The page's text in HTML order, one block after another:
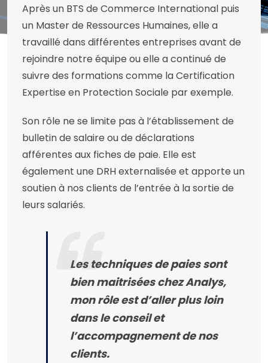
Après un BTS de Commerce International puis
un Master de Ressources Humaines, elle a
travaillé dans différentes entreprises avant de
rejoindre notre équipe ou elle a continué de
suivre des formations comme la Certification
Expertise en Protection Sociale par exemple.
Son rôle ne se limite pas à l’établissement de
bulletin de salaire ou de déclarations
afférentes aux fiches de paie. Elle est
également une DRH externalisée et apporte un
soutien à nos clients de l’entrée à la sortie de
leurs salariés.
Les techniques de paies sont
bien maitrisées chez Analys,
mon rôle est d’aller plus loin
dans le conseil et
l’accompagnement de nos
clients.